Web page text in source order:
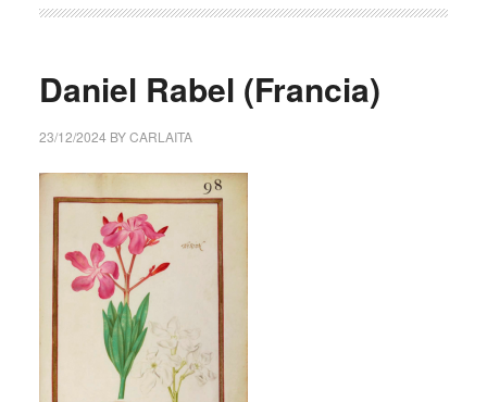
Daniel Rabel (Francia)
23/12/2024 BYCARLAITA